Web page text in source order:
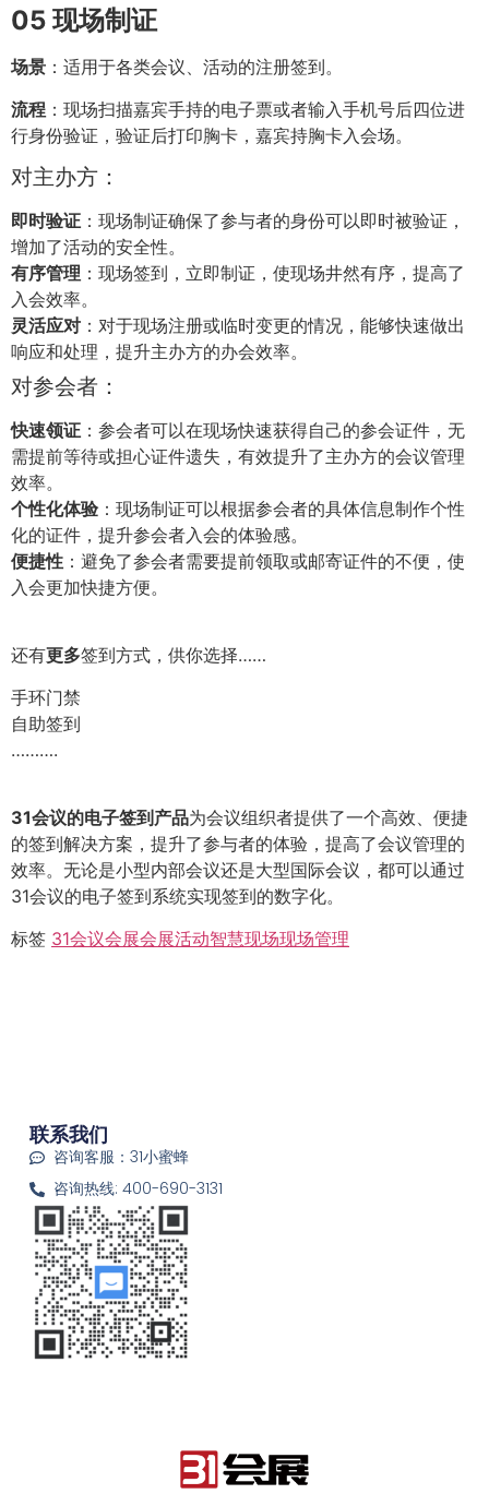
05现场制证‍‍
场景 ：适用于各类会议、活动的注册签到。
流程 ：现场扫描嘉宾手持的电子票或者输入手机号后四位进
行身份验证，验证后打印胸卡，嘉宾持胸卡入会场。
对主办方：
即时验证 ：现场制证确保了参与者的身份可以即时被验证，
增加了活动的安全性。
有序管理 ：现场签到，立即制证，使现场井然有序，提高了
入会效率。
灵活应对 ：对于现场注册或临时变更的情况，能够快速做出
响应和处理，提升主办方的办会效率。
对参会者：
快速领证 ：参会者可以在现场快速获得自己的参会证件，无
需提前等待或担心证件遗失，有效提升了主办方的会议管理
效率。
个性化体验 ：现场制证可以根据参会者的具体信息制作个性
化的证件，提升参会者入会的体验感。
便捷性 ：避免了参会者需要提前领取或邮寄证件的不便，使
入会更加快捷方便。
还有更多签到方式，供你选择……
手环门禁‍‍
自助签到
……….
31会议的电子签到产品为会议组织者提供了一个高效、便捷
的签到解决方案，提升了参与者的体验，提高了会议管理的
效率。无论是小型内部会议还是大型国际会议，都可以通过
31会议的电子签到系统实现签到的数字化。
标签 31会议会展会展活动智慧现场现场管理
联系我们
咨询客服：31小蜜蜂
咨询热线: 400-690-3131